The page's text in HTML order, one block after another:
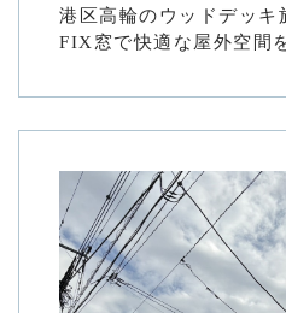
港区高輪のウッドデッキ
FIX窓で快適な屋外空間